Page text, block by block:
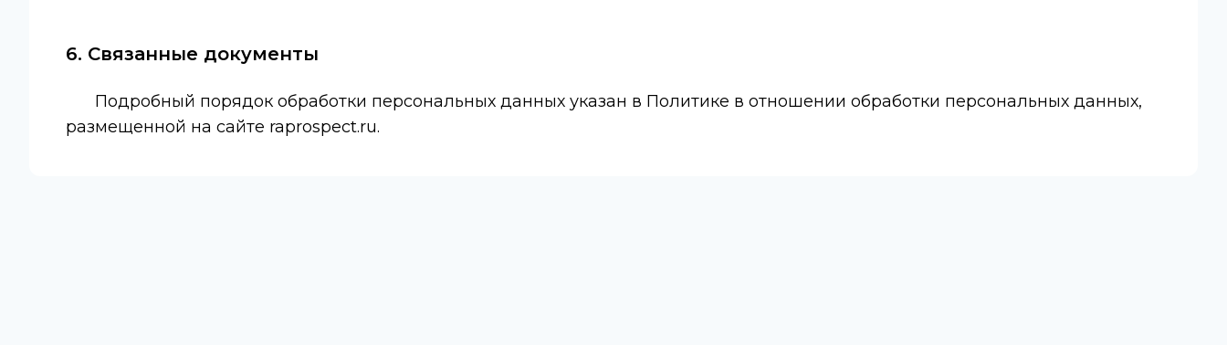
6. Связанные документы
Подробный порядок обработки персональных данных указан в Политике в отношении обработки персональных данных,
размещенной на сайте raprospect.ru.